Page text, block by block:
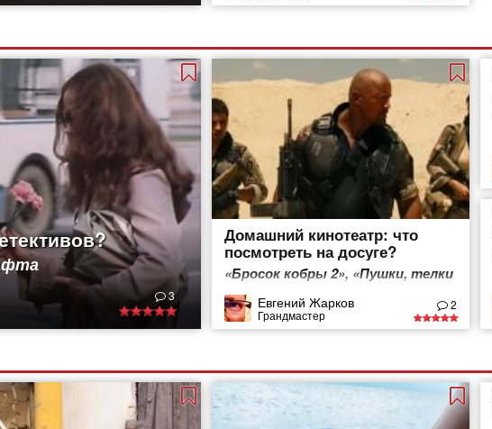
3
Домашний кинотеатр: что
посмотреть на досуге?
«Бросок кобры 2», «Пушки, телки
и азарт» и не только
Евгений Жарков
Грандмастер
2